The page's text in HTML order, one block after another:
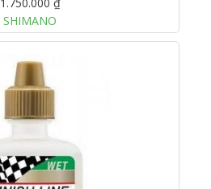
1.750.000 ₫
SHIMANO